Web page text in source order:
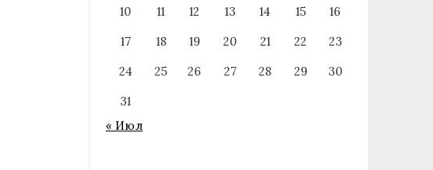
10
11 12 13 14 15
16
17
18 19 20 21 22
23
24
25 26 27 28 29
30
31
« Июл